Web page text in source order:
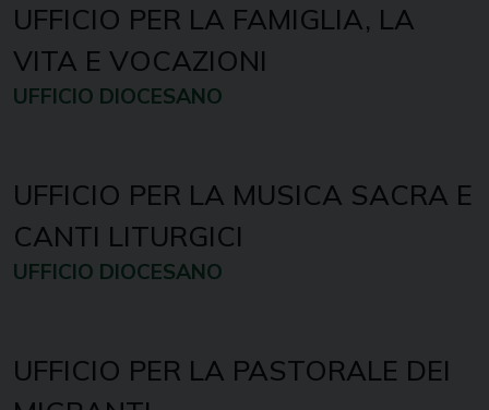
UFFICIO PER LA FAMIGLIA, LA
VITA E VOCAZIONI
UFFICIO DIOCESANO
UFFICIO PER LA MUSICA SACRA E
CANTI LITURGICI
UFFICIO DIOCESANO
UFFICIO PER LA PASTORALE DEI